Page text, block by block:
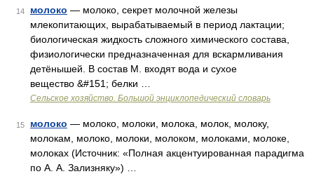
14 молоко — молоко, секрет молочной железы
млекопитающих, вырабатываемый в период лактации;
биологическая жидкость сложного химического состава,
физиологически предназначенная для вскармливания
детёнышей. В состав М. входят вода и сухое
вещество &#151; белки …
Сельское хозяйство. Большой энциклопедический словарь
15 молоко — молоко, молоки, молока, молок, молоку,
молокам, молоко, молоки, молоком, молоками, молоке,
молоках (Источник: «Полная акцентуированная парадигма
по А. А. Зализняку») …